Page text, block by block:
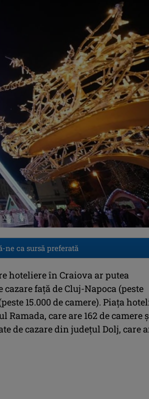
ne ca sursă preferată
hoteliere în Craiova ar putea
față de Cluj-Napoca (peste
15.000 de camere). Piața
Ramada, care are 162 de camere
de cazare din județul Dolj, care